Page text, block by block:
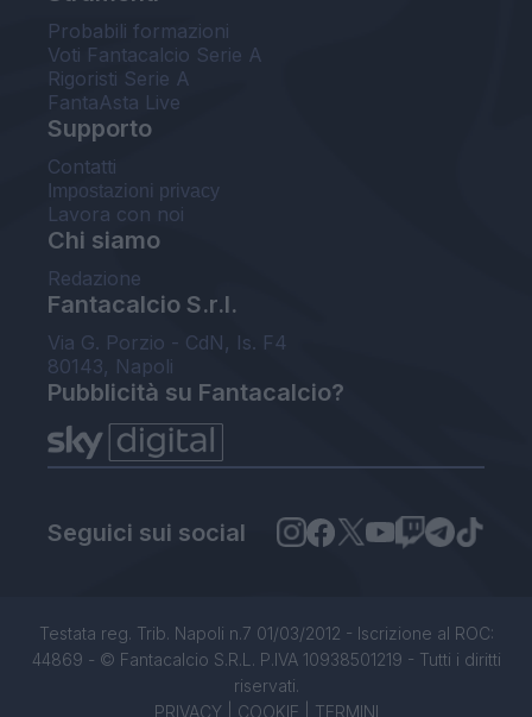
Probabili formazioni
Voti Fantacalcio Serie A
Rigoristi Serie A
FantaAsta Live
Supporto
Contatti
Impostazioni privacy
Lavora con noi
Chi siamo
Redazione
Fantacalcio S.r.l.
Via G. Porzio - CdN, Is. F4
80143, Napoli
Pubblicità su Fantacalcio?
Seguici sui social
Testata reg. Trib. Napoli n.7 01/03/2012 - Iscrizione al ROC:
44869 - © Fantacalcio S.R.L. P.IVA 10938501219 - Tutti i diritti
riservati.
PRIVACY| COOKIE TERMINI